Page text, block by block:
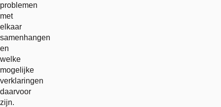
problemen
met
elkaar
samenhangen
en
welke
mogelijke
verklaringen
daarvoor
zijn.